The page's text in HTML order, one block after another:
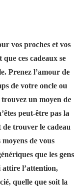
vos proches et vos
ces cadeaux se
Prenez l’amour de
de votre oncle ou
un moyen de
peut-être pas la
de trouver le cadeau
de vous
que les gens
attire l’attention,
quelle que soit la